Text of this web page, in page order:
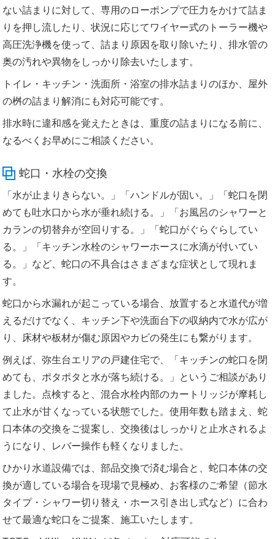
ない詰まりに対して、専用のローポンプで圧力をかけて詰ま
りを押し流したり、状況に応じてワイヤー式のトーラー機や
高圧洗浄機を使って、詰まり原因を取り除いたり、排水管の
奥の汚れや異物をしっかり除去いたします。
トイレ・キッチン・洗面所・浴室の排水詰まりのほか、屋外
の桝の詰まり解消にも対応可能です。
排水時に違和感を覚えたときは、重度の詰まりになる前に、
なるべくお早めにご相談ください。
蛇口・水栓の交換
「水が止まりきらない。」「ハンドルが固い。」「蛇口を閉
めても吐水口から水が垂れ続ける。」「お風呂のシャワーと
カランの切替弁が空回りする。」「蛇口がぐらぐらしてい
る。」「キッチン水栓のシャワーホースに水滴が付いてい
る。」など、蛇口の不具合はさまざまな症状として現れま
す。
蛇口から水漏れが起こっている場合、放置すると水道代が増
えるだけでなく、キッチン下や洗面台下の収納内で水が広が
り、床材や板材が傷む原因やカビの発生にも繋がります。
例えば、弥生台エリアの戸建住宅で、「キッチンの蛇口を閉
めても、ポタポタと水が落ち続ける。」というご相談があり
ました。点検すると、混合水栓内部のカートリッジが摩耗し
て止水が甘くなっている状態でした。使用年数も踏まえ、蛇
口本体の交換をご提案し、交換後はしっかりと止水されるよ
うになり、レバー操作も軽くなりました。
ひかり水道設備では、部品交換で済む場合と、蛇口本体の交
換が適している場合を現場で見極め、お客様のご希望（節水
タイプ・シャワー切り替え・ホース引き出し式など）に合わ
せて最適な蛇口をご提案、施工いたします。